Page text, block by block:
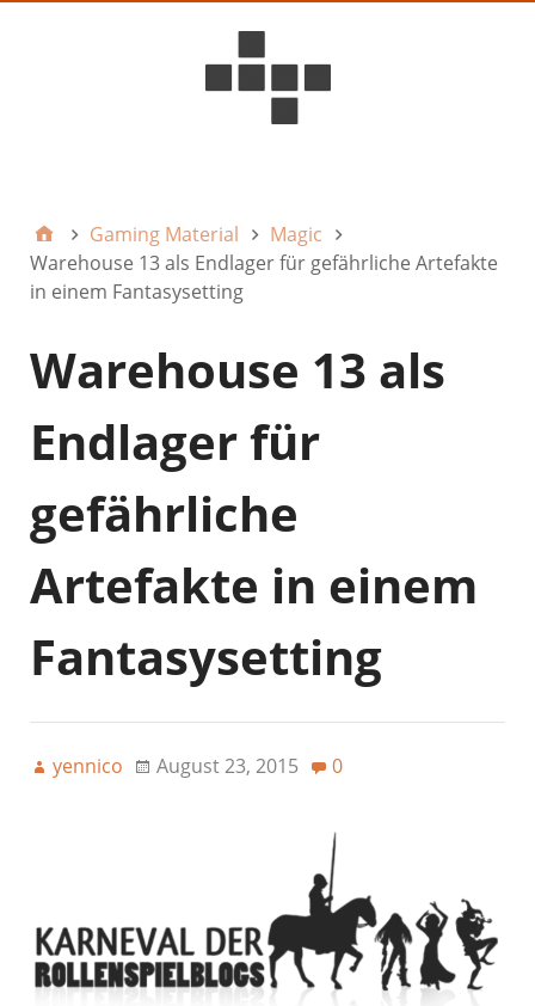
Gaming Material
Magic
Warehouse 13 als Endlager für gefährliche Artefakte
in einem Fantasysetting
Warehouse 13 als
Endlager für
gefährliche
Artefakte in einem
Fantasysetting
yennico August 23, 2015 0